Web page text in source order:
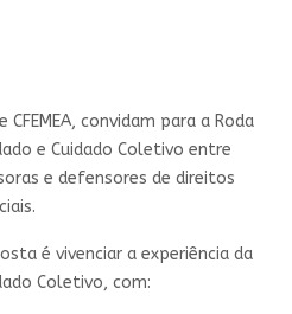
CFEMEA, convidam para a Roda
e Cuidado Coletivo entre
e defensores de direitos
é vivenciar a experiência da
Coletivo, com: